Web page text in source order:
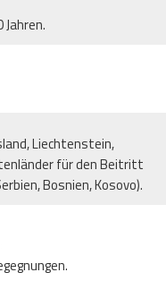
Liechtenstein,
für den Beitritt
Bosnien, Kosovo).